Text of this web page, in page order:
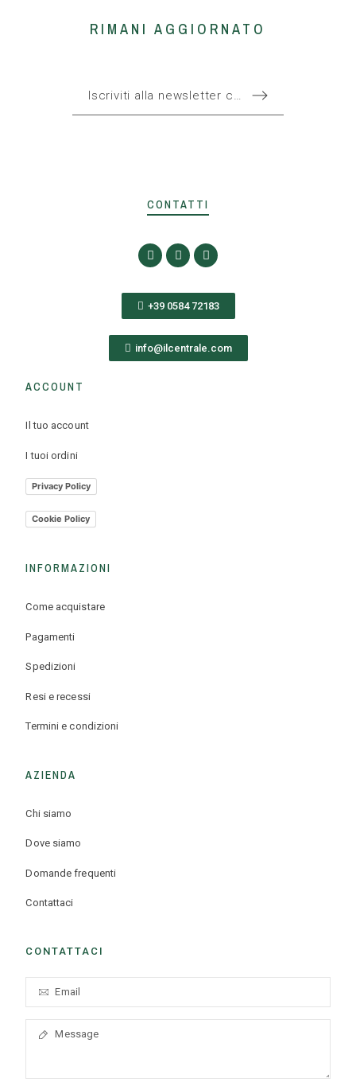
RIMANI AGGIORNATO
CONTATTI
+39 0584 72183
info@ilcentrale.com
ACCOUNT
Il tuo account
I tuoi ordini
Privacy Policy
Cookie Policy
INFORMAZIONI
Come acquistare
Pagamenti
Spedizioni
Resi e recessi
Termini e condizioni
AZIENDA
Chi siamo
Dove siamo
Domande frequenti
Contattaci
CONTATTACI